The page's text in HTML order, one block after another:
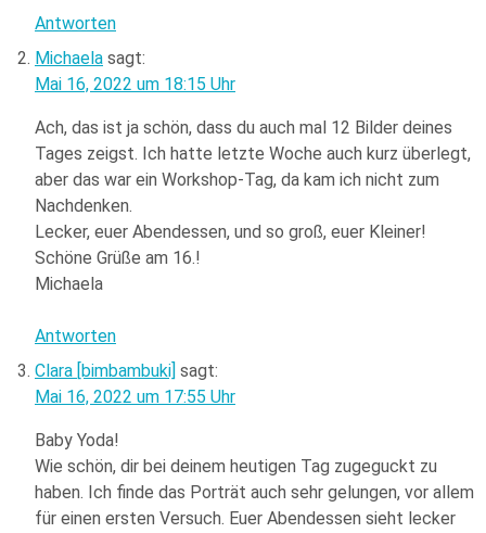
Antworten
Michaela sagt:
Mai 16, 2022 um 18:15 Uhr
Ach, das ist ja schön, dass du auch mal 12 Bilder deines
Tages zeigst. Ich hatte letzte Woche auch kurz überlegt,
aber das war ein Workshop-Tag, da kam ich nicht zum
Nachdenken.
Lecker, euer Abendessen, und so groß, euer Kleiner!
Schöne Grüße am 16.!
Michaela
Antworten
Clara [bimbambuki] sagt:
Mai 16, 2022 um 17:55 Uhr
Baby Yoda!
Wie schön, dir bei deinem heutigen Tag zugeguckt zu
haben. Ich finde das Porträt auch sehr gelungen, vor allem
für einen ersten Versuch. Euer Abendessen sieht lecker